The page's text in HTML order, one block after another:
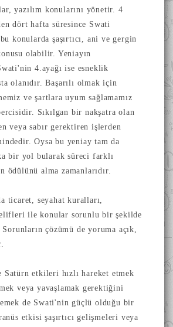
yazılım konularını yönetir. 4
dört hafta süresince Swati
konularda şaşırtıcı, ani ve gergin
olabilir. Yeniayın
4.ayağı ise esneklik
olanıdır. Başarılı olmak için
ve şartlara uyum sağlamamız
Sıkılgan bir nakşatra olan
veya sabır gerektiren işlerden
Oysa bu yeniay tam da
bir yol bularak süreci farklı
ödülünü alma zamanlarıdır.
ticaret, seyahat kuralları,
ile konular sorunlu bir şekilde
çözümü de yoruma açık,
Satürn etkileri hızlı hareket etmek
veya yavaşlamak gerektiğini
de Swati'nin güçlü olduğu bir
etkisi şaşırtıcı gelişmeleri veya